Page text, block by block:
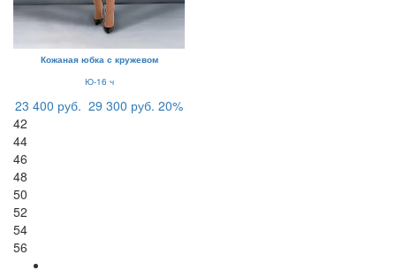
Кожаная юбка с кружевом
Ю-16 ч
23 400 руб. 29 300 руб. 20%
42
44
46
48
50
52
54
56